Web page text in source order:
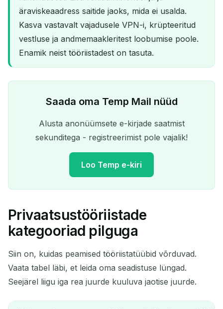
äraviskeaadress saitide jaoks, mida ei usalda.
Kasva vastavalt vajadusele VPN-i, krüpteeritud
vestluse ja andmemaakleritest loobumise poole.
Enamik neist tööriistadest on tasuta.
Saada oma Temp Mail nüüd
Alusta anonüümsete e-kirjade saatmist
sekunditega - registreerimist pole vajalik!
Loo Temp e-kiri
Teie ajutine e-posti aadress:
Kopeeri QR
Privaatsustööriistade
kategooriad pilguga
Siin on, kuidas peamised tööriistatüübid võrduvad.
Vaata tabel läbi, et leida oma seadistuse lüngad.
Seejärel liigu iga rea juurde kuuluva jaotise juurde.